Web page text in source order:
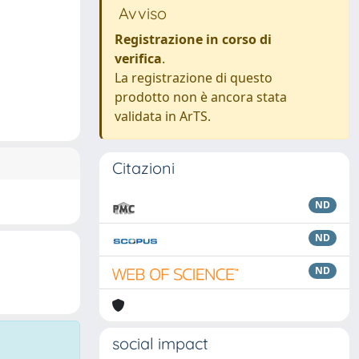
Avviso
Registrazione in corso di
verifica.
La registrazione di questo
prodotto non è ancora stata
validata in ArTS.
Citazioni
ND
ND
ND
social impact